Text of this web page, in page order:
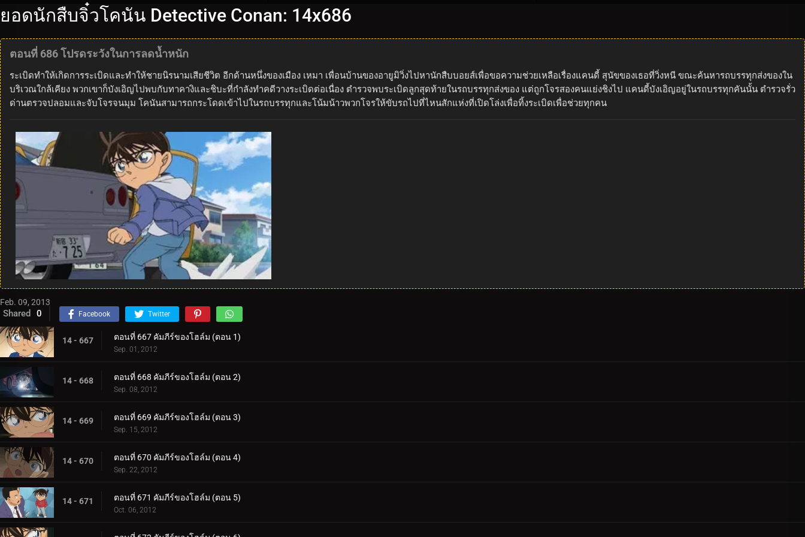
ยอดนักสืบจิ๋วโคนัน Detective Conan: 14x686
ตอนที่ 686 โปรดระวังในการลดน้ำหนัก
ระเบิดทำให้เกิดการระเบิดและทำให้ชายนิรนามเสียชีวิต อีกด้านหนึ่งของเมือง เหมา เพื่อนบ้านของอายูมิวิ่งไปหานักสืบบอยส์เพื่อขอความช่วยเหลือเรื่องแคนดี้ สุนัขของเธอที่วิ่งหนี ขณะค้นหารถบรรทุกส่งของใน
บริเวณใกล้เคียง พวกเขาก็บังเอิญไปพบกับทาคางิและชิบะที่กำลังทำคดีวางระเบิดต่อเนื่อง ตำรวจพบระเบิดลูกสุดท้ายในรถบรรทุกส่งของ แต่ถูกโจรสองคนแย่งชิงไป แคนดี้บังเอิญอยู่ในรถบรรทุกคันนั้น ตำรวจรั่ว
ด่านตรวจปลอมและจับโจรจนมุม โคนันสามารถกระโดดเข้าไปในรถบรรทุกและโน้มน้าวพวกโจรให้ขับรถไปที่ไหนสักแห่งที่เปิดโล่งเพื่อทิ้งระเบิดเพื่อช่วยทุกคน
Feb. 09, 2013
Shared 0 Facebook Twitter
14 - 667 ตอนที่ 667 คัมภีร์ของโฮล์ม (ตอน 1)
Sep. 01, 2012
14 - 668 ตอนที่ 668 คัมภีร์ของโฮล์ม (ตอน 2)
Sep. 08, 2012
14 - 669 ตอนที่ 669 คัมภีร์ของโฮล์ม (ตอน 3)
Sep. 15, 2012
14 - 670 ตอนที่ 670 คัมภีร์ของโฮล์ม (ตอน 4)
Sep. 22, 2012
14 - 671 ตอนที่ 671 คัมภีร์ของโฮล์ม (ตอน 5)
Oct. 06, 2012